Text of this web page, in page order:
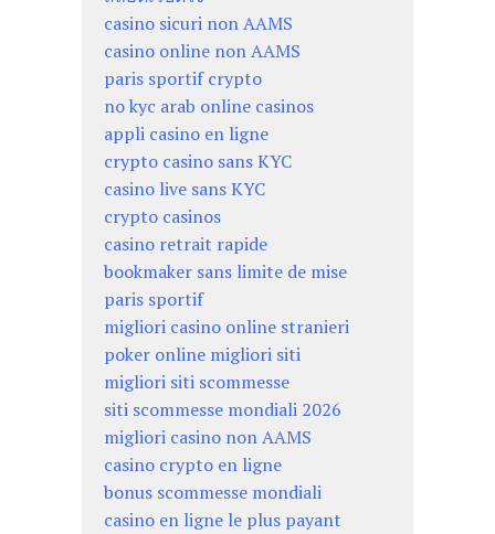
casino sicuri non AAMS
casino online non AAMS
paris sportif crypto
no kyc arab online casinos
appli casino en ligne
crypto casino sans KYC
casino live sans KYC
crypto casinos
casino retrait rapide
bookmaker sans limite de mise
paris sportif
migliori casino online stranieri
poker online migliori siti
migliori siti scommesse
siti scommesse mondiali 2026
migliori casino non AAMS
casino crypto en ligne
bonus scommesse mondiali
casino en ligne le plus payant